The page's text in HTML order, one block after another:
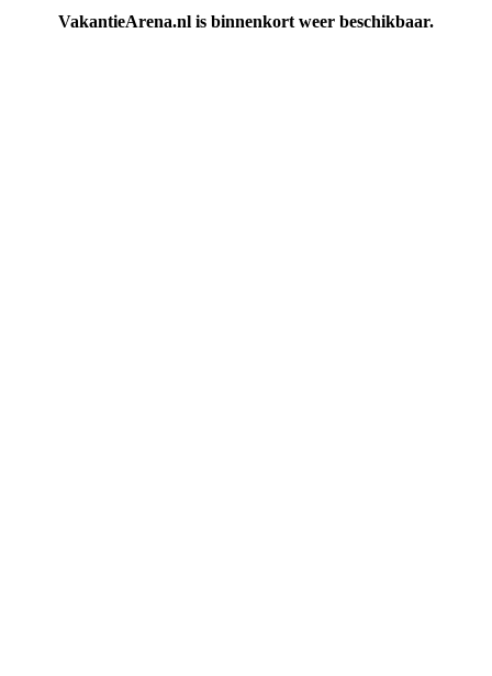
VakantieArena.nl is binnenkort weer beschikbaar.